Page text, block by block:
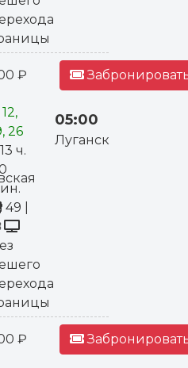
₽
26
ч.
49
05:00
Луганск
₽